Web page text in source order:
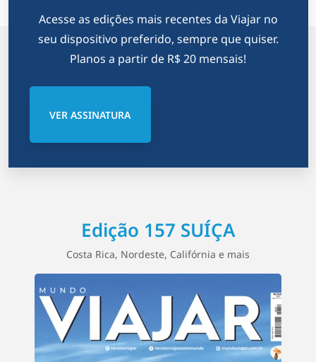
Acesse as edições mais recentes da Viajar no
seu dispositivo preferido, sempre que quiser.
Planos a partir de R$ 20 mensais!
VER ASSINATURA
Edição 157 SUÍÇA
Costa Rica, Nordeste, Califórnia e mais